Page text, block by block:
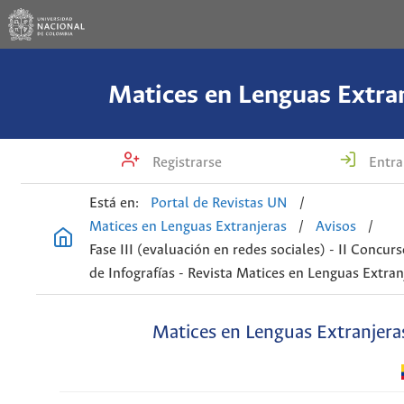
Matices en Lenguas
Registrarse
Está en: Portal de Revistas UN
/
Matices en Lenguas Extranjeras
/ Avisos
/
Fase III (evaluación en redes sociales) - II
de Infografías - Revista Matices en Lenguas
Matices en Lenguas